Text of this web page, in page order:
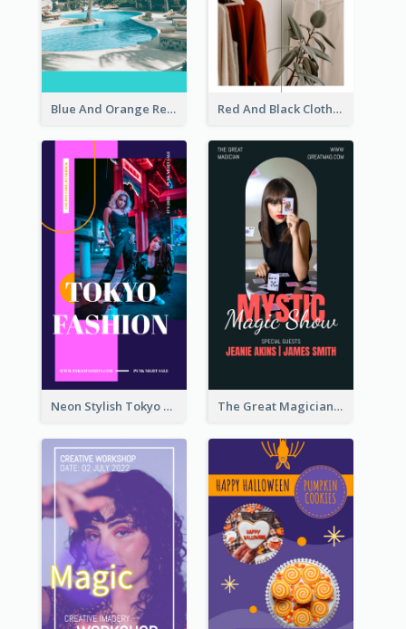
Blue And Orange Resort Photo Hotel Instagram Story Red And Black Clothes Sale Instagram Story
Neon Stylish Tokyo Fashion Night Sale Instagram Design The Great Magician Promote Instagram Stories